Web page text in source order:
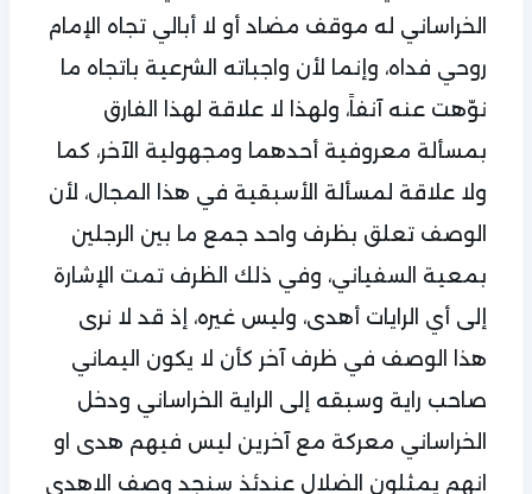
الخراساني له موقف مضاد أو لا أبالي تجاه الإمام
روحي فداه، وإنما لأن واجباته الشرعية باتجاه ما
نوّهت عنه آنفاً، ولهذا لا علاقة لهذا الفارق
بمسألة معروفية أحدهما ومجهولية الآخر، كما
ولا علاقة لمسألة الأسبقية في هذا المجال، لأن
الوصف تعلق بظرف واحد جمع ما بين الرجلين
بمعية السفياني، وفي ذلك الظرف تمت الإشارة
إلى أي الرايات أهدى، وليس غيره، إذ قد لا نرى
هذا الوصف في ظرف آخر كأن لا يكون اليماني
صاحب راية وسبقه إلى الراية الخراساني ودخل
الخراساني معركة مع آخرين ليس فيهم هدى او
انهم يمثلون الضلال عندئذ سنجد وصف الاهدى